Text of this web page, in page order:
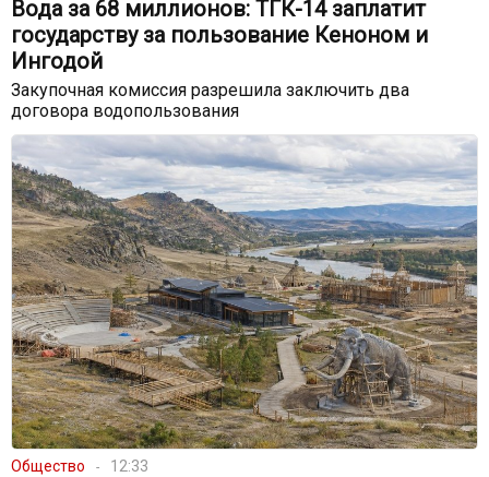
Вода за 68 миллионов: ТГК-14 заплатит
государству за пользование Кеноном и
Ингодой
Закупочная комиссия разрешила заключить два
договора водопользования
Общество 12:33